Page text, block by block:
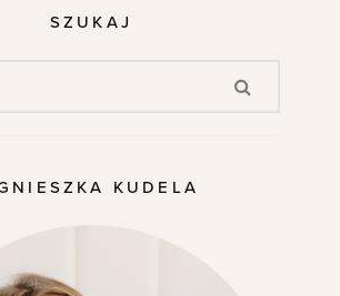
SZUKAJ
KUDELA